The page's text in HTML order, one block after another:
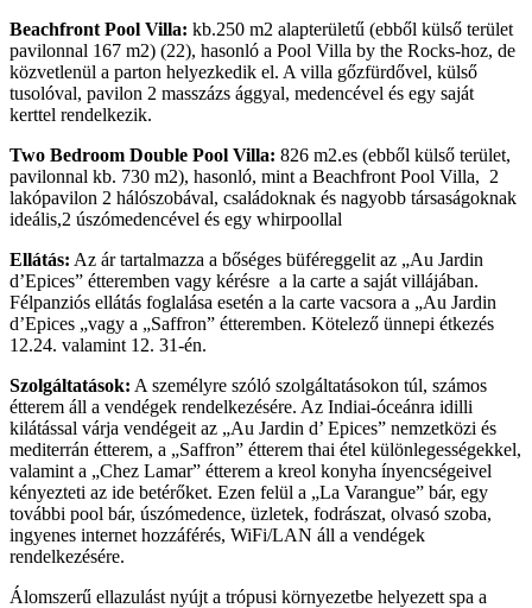
Beachfront Pool Villa: kb.250 m2 alapterületű (ebből külső terület
pavilonnal 167 m2) (22), hasonló a Pool Villa by the Rocks-hoz, de
közvetlenül a parton helyezkedik el. A villa gőzfürdővel, külső
tusolóval, pavilon 2 masszázs ággyal, medencével és egy saját
kerttel rendelkezik.
Two Bedroom Double Pool Villa: 826 m2.es (ebből külső terület,
pavilonnal kb. 730 m2), hasonló, mint a Beachfront Pool Villa, 2
lakópavilon 2 hálószobával, családoknak és nagyobb társaságoknak
ideális,2 úszómedencével és egy whirpoollal
Ellátás: Az ár tartalmazza a bőséges büféreggelit az „Au Jardin
d’Epices” étteremben vagy kérésre a la carte a saját villájában.
Félpanziós ellátás foglalása esetén a la carte vacsora a „Au Jardin
d’Epices „vagy a „Saffron” étteremben. Kötelező ünnepi étkezés
12.24. valamint 12. 31-én.
Szolgáltatások: A személyre szóló szolgáltatásokon túl, számos
étterem áll a vendégek rendelkezésére. Az Indiai-óceánra idilli
kilátással várja vendégeit az „Au Jardin d’ Epices” nemzetközi és
mediterrán étterem, a „Saffron” étterem thai étel különlegességekkel,
valamint a „Chez Lamar” étterem a kreol konyha ínyencségeivel
kényezteti az ide betérőket. Ezen felül a „La Varangue” bár, egy
további pool bár, úszómedence, üzletek, fodrászat, olvasó szoba,
ingyenes internet hozzáférés, WiFi/LAN áll a vendégek
rendelkezésére.
Álomszerű ellazulást nyújt a trópusi környezetbe helyezett spa a